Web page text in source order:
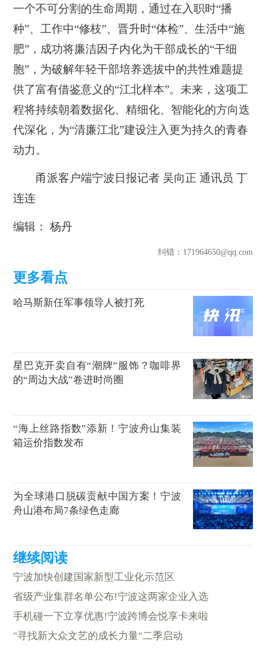
一个不可分割的生命周期，通过在入职时“播
种”、工作中“修枝”、晋升时“体检”、生活中“施
肥”，成功将廉洁因子内化为干部成长的“干细
胞”，为破解年轻干部培养选拔中的共性难题提
供了富有借鉴意义的“江北样本”。未来，这项工
程将持续朝着数据化、精细化、智能化的方向迭
代深化，为“清廉江北”建设注入更为持久的青春
动力。
甬派客户端宁波日报记者 吴向正 通讯员 丁
连连
编辑： 杨丹
纠错：171964650@qq.com
哈马斯新任军事领导人被打死
星巴克开卖自有“潮牌”服饰？咖啡界
的“周边大战”卷进时尚圈
“海上丝路指数”添新！宁波舟山集装
箱运价指数发布
为全球港口脱碳贡献中国方案！宁波
舟山港布局7条绿色走廊
宁波加快创建国家新型工业化示范区
省级产业集群名单公布!宁波这两家企业入选
手机碰一下立享优惠!宁波跨博会悦享卡来啦
"寻找新大众文艺的成长力量"二季启动